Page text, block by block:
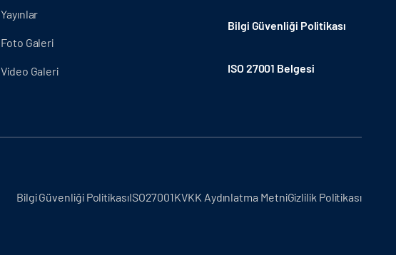
Yayınlar
Foto Galeri
Video Galeri
Bilgi Güvenliği Politikası
ISO 27001 Belgesi
Bilgi Güvenliği PolitikasıISO27001KVKK Aydınlatma MetniGizlilik Politikası